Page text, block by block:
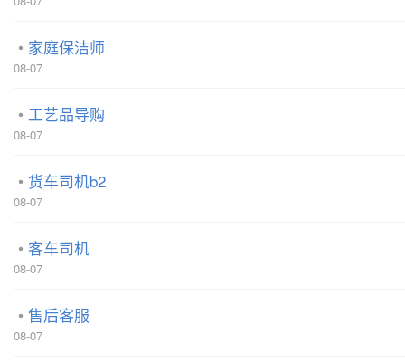
家庭保洁师
08-07
工艺品导购
08-07
货车司机b2
08-07
客车司机
08-07
售后客服
08-07